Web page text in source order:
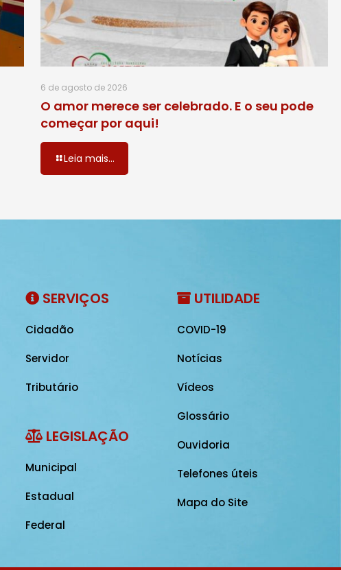
6 de agosto de 2026
O amor merece ser celebrado. E o seu pode
começar por aqui!
Leia mais...
SERVIÇOS
Cidadão
Servidor
Tributário
LEGISLAÇÃO
Municipal
Estadual
Federal
UTILIDADE
COVID-19
Notícias
Vídeos
Glossário
Ouvidoria
Telefones úteis
Mapa do Site